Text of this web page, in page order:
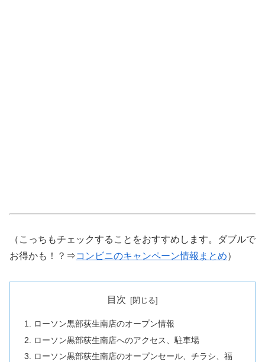
（こっちもチェックすることをおすすめします。ダブルで
お得かも！？⇒コンビニのキャンペーン情報まとめ）
目次
ローソン黒部荻生南店のオープン情報
ローソン黒部荻生南店へのアクセス、駐車場
ローソン黒部荻生南店のオープンセール、チラシ、福